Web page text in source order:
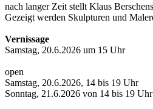
nach langer Zeit stellt Klaus
Gezeigt werden Skulpturen und
Vernissage
Samstag, 20.6.2026 um 15 Uhr
open
Samstag, 20.6.2026, 14 bis 19 Uhr
Sonntag, 21.6.2026 von 14 bis 19 Uhr